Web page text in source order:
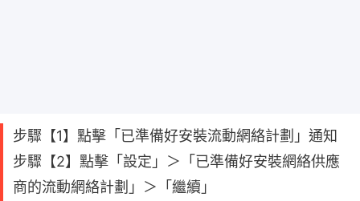
步驟【1】點擊「已準備好安裝流動網絡計劃」通知
步驟【2】點擊「設定」＞「已準備好安裝網絡供應
商的流動網絡計劃」＞「繼續」